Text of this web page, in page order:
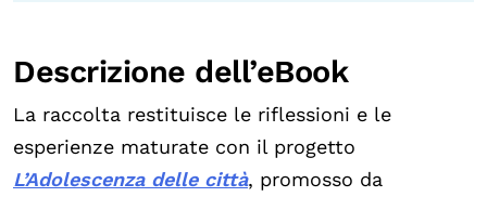
Descrizione dell’eBook
La raccolta restituisce le riflessioni e le
esperienze maturate con il progetto
L’Adolescenza delle città, promosso da